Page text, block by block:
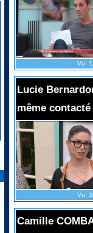
Vu:
Lucie
même
Vu:
Camille